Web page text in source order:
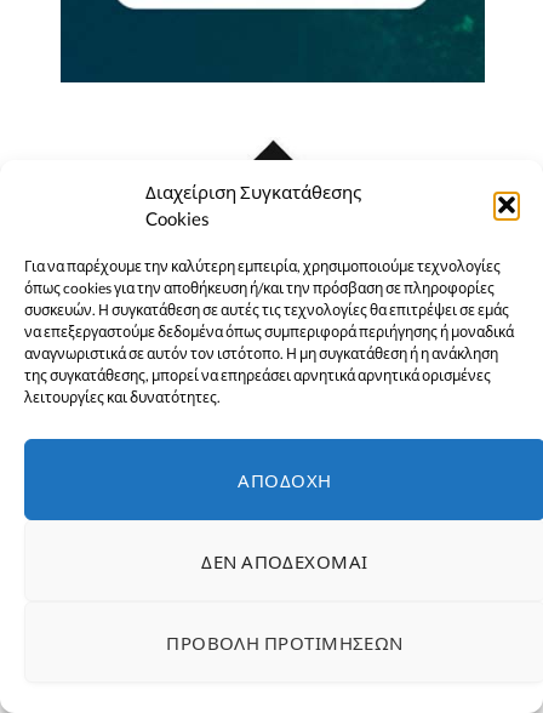
Διαχείριση Συγκατάθεσης
Cookies
Για να παρέχουμε την καλύτερη εμπειρία, χρησιμοποιούμε τεχνολογίες
όπως cookies για την αποθήκευση ή/και την πρόσβαση σε πληροφορίες
συσκευών. Η συγκατάθεση σε αυτές τις τεχνολογίες θα επιτρέψει σε εμάς
να επεξεργαστούμε δεδομένα όπως συμπεριφορά περιήγησης ή μοναδικά
αναγνωριστικά σε αυτόν τον ιστότοπο. Η μη συγκατάθεση ή η ανάκληση
της συγκατάθεσης, μπορεί να επηρεάσει αρνητικά αρνητικά ορισμένες
λειτουργίες και δυνατότητες.
ΑΠΟΔΟΧΉ
ΔΕΝ ΑΠΟΔΈΧΟΜΑΙ
ΠΡΟΒΟΛΉ ΠΡΟΤΙΜΉΣΕΩΝ